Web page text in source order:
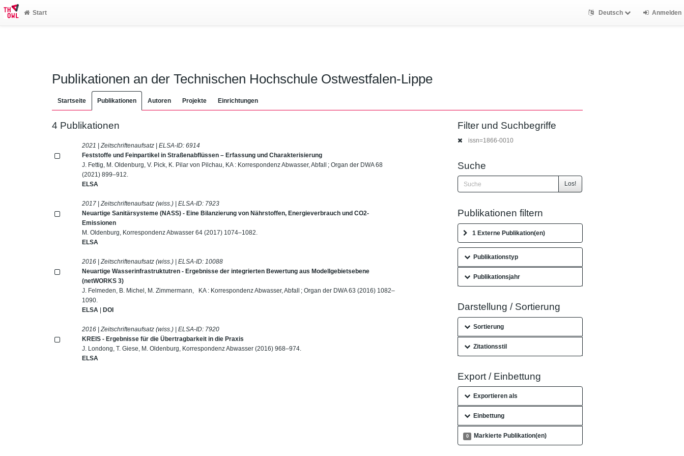
Start Deutsch Anmelden
Publikationen an der Technischen Hochschule Ostwestfalen-Lippe
Startseite Publikationen Autoren Projekte Einrichtungen
4 Publikationen
2021 | Zeitschriftenaufsatz | ELSA-ID:6914
Feststoffe und Feinpartikel in Straßenabflüssen – Erfassung und Charakterisierung
J. Fettig, M. Oldenburg, V. Pick, K. Pilar von Pilchau, KA : Korrespondenz Abwasser, Abfall ; Organ der DWA 68
(2021) 899–912.
ELSA
2017 | Zeitschriftenaufsatz (wiss.) | ELSA-ID: 7923
Neuartige Sanitärsysteme (NASS) - Eine Bilanzierung von Nährstoffen, Energieverbrauch und CO2-
Emissionen
M. Oldenburg, Korrespondenz Abwasser 64 (2017) 1074–1082.
ELSA
2016 | Zeitschriftenaufsatz (wiss.) | ELSA-ID: 10088
Neuartige Wasserinfrastruktutren - Ergebnisse der integrierten Bewertung aus Modellgebietsebene
(netWORKS 3)
J. Felmeden, B. Michel, M. Zimmermann, KA : Korrespondenz Abwasser, Abfall ; Organ der DWA 63 (2016) 1082–
1090.
ELSA |DOI
2016 | Zeitschriftenaufsatz (wiss.) | ELSA-ID: 7920
KREIS - Ergebnisse für die Übertragbarkeit in die Praxis
J. Londong, T. Giese, M. Oldenburg, Korrespondenz Abwasser (2016) 968–974.
ELSA
Filter und Suchbegriffe
issn=1866-0010
Suche
Los!
Publikationen filtern
1 Externe Publikation(en)
Publikationstyp
Publikationsjahr
Darstellung / Sortierung
Sortierung
Zitationsstil
Export / Einbettung
Exportieren als
Einbettung
0 Markierte Publikation(en)